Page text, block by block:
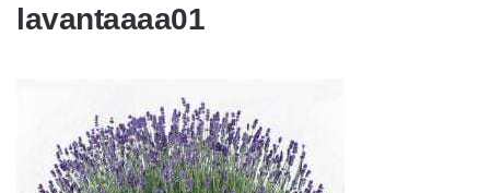
lavantaaaa01